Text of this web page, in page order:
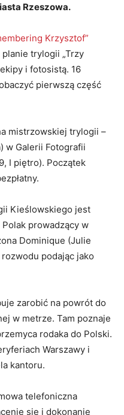
Rzeszowa.
Krzysztof”
trylogii „Trzy
i fotosistą. 16
pierwszą część
mistrzowskiej trylogii –
w Galerii Fotografii
I piętro). Początek
Kieślowskiego jest
prowadzący w
Dominique (Julie
podając jako
zarobić na powrót do
w metrze. Tam poznaje
rodaka do Polski.
Warszawy i
kantoru.
telefoniczna
się i dokonanie